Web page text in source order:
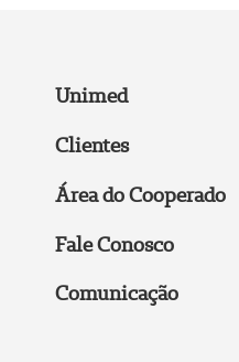
Unimed
Clientes
Área do Cooperado
Fale Conosco
Comunicação